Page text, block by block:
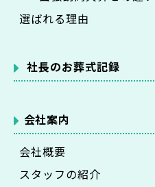
選ばれる理由
社長のお葬式記録
会社案内
会社概要
スタッフの紹介